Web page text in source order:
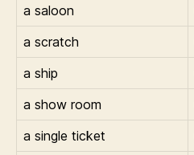
a saloon
a scratch
a ship
a show room
a single ticket